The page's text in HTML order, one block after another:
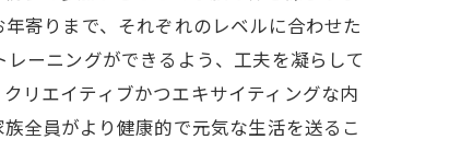
寄りまで、それぞれのレベルに合わせた
ーニングができるよう、工夫を凝らして
リエイティブかつエキサイティングな内
全員がより健康的で元気な生活を送るこ